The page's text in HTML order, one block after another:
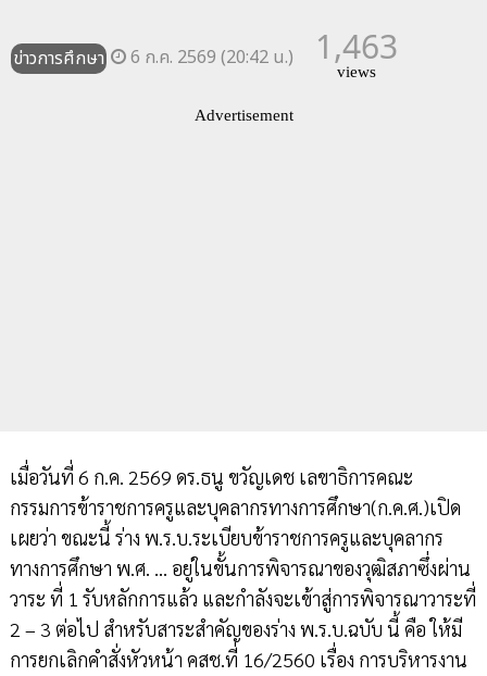
ข่าวการศึกษา 6 ก.ค. 2569 (20:42 น.) 1,463
views
Advertisement
เมื่อวันที่ 6 ก.ค. 2569 ดร.ธนู ขวัญเดช เลขาธิการคณะ
กรรมการข้าราชการครูและบุคลากรทางการศึกษา(ก.ค.ศ.)เปิด
เผยว่า ขณะนี้ ร่าง พ.ร.บ.ระเบียบข้าราชการครูและบุคลากร
ทางการศึกษา พ.ศ. … อยู่ในขั้นการพิจารณาของวุฒิสภาซึ่งผ่าน
วาระ ที่ 1 รับหลักการแล้ว และกำลังจะเข้าสู่การพิจารณาวาระที่
2 – 3 ต่อไป สำหรับสาระสำคัญของร่าง พ.ร.บ.ฉบับ นี้ คือ ให้มี
การยกเลิกคำสั่งหัวหน้า คสช.ที่ 16/2560 เรื่อง การบริหารงาน